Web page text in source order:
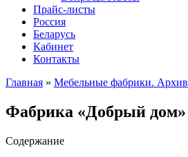
Прайс-листы
Россия
Беларусь
Кабинет
Контакты
Главная » Мебельные фабрики. Архив
Фабрика «Добрый дом»
Содержание